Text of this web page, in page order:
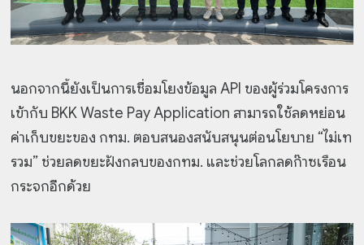
นอกจากนี้ยังเป็นการเชื่อมโยงข้อมูล API ของผู้ร่วมโครงการ
เข้ากับ BKK Waste Pay Application สามารถใช้ลดหย่อน
ค่าเก็บขยะของ กทม. ตอบสนองสนับสนุนต่อนโยบาย “ไม่เท
รวม” ช่วยลดขยะฝังกลบของกทม. และช่วยโลกลดก๊าซเรือน
กระจกอีกด้วย